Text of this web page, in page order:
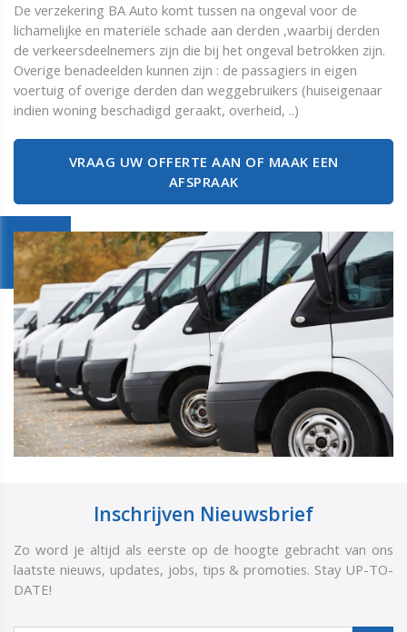
De verzekering BA Auto komt tussen na ongeval voor de
lichamelijke en materiële schade aan derden ,waarbij derden
de verkeersdeelnemers zijn die bij het ongeval betrokken zijn.
Overige benadeelden kunnen zijn : de passagiers in eigen
voertuig of overige derden dan weggebruikers (huiseigenaar
indien woning beschadigd geraakt, overheid, ..)
VRAAG UW OFFERTE AAN OF MAAK EEN
AFSPRAAK
Inschrijven Nieuwsbrief
Zo word je altijd als eerste op de hoogte gebracht van ons
laatste nieuws, updates, jobs, tips & promoties. Stay UP-TO-
DATE!